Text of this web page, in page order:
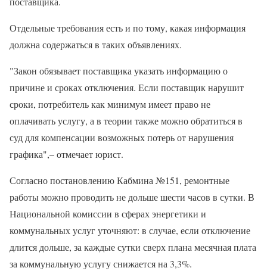
Отдельные требования есть и по тому, какая информация
должна содержаться в таких объявлениях.
"Закон обязывает поставщика указать информацию о
причине и сроках отключения. Если поставщик нарушит
сроки, потребитель как минимум имеет право не
оплачивать услугу, а в теории также можно обратиться в
суд для компенсации возможных потерь от нарушения
графика",– отмечает юрист.
Согласно постановлению Кабмина №151, ремонтные
работы можно проводить не дольше шести часов в сутки. В
Национальной комиссии в сферах энергетики и
коммунальных услуг уточняют: в случае, если отключение
длится дольше, за каждые сутки сверх плана месячная плата
за коммунальную услугу снижается на 3,3%.